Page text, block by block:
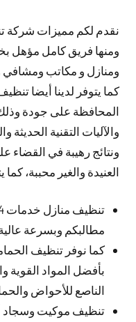
نقدم لكم مميزات شركة
ومنها فريق كامل مؤهل
ومنازل و مكاتب
كما يتوفر لدينا أيضا
المحافظة على جودة
والآليات التقنية الحديثة
ونتائج رهيبة في القضاء
العنيدة والغير محببة، كما
مطالبكم وبسرعة
كما نوفر تنظيف
بأفضل المواد القوية
الناصع للأحواض
تنظيف موكيت وسجاد